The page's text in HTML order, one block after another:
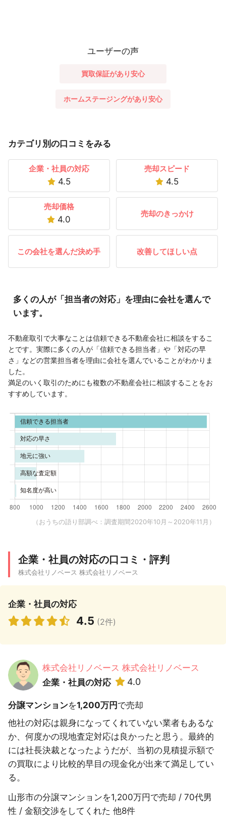
ユーザーの声
買取保証があり安心
ホームステージングがあり安心
カテゴリ別の口コミをみる
企業・社員の対応
4.5
売却スピード
4.5
売却価格
4.0
売却のきっかけ
この会社を選んだ決め手 改善してほしい点
多くの人が「担当者の対応」を理由に会社を選んで
います。
不動産取引で大事なことは信頼できる不動産会社に相談をするこ
とです。実際に多くの人が「信頼できる担当者」や「対応の早
さ」などの営業担当者を理由に会社を選んでいることがわかりま
した。
満足のいく取引のためにも複数の不動産会社に相談することをお
すすめしています。
（おうちの語り部調べ：調査期間2020年10月～2020年11月）
企業・社員の対応の口コミ・評判
株式会社リノベース 株式会社リノベース
企業・社員の対応
4.5 (2件)
株式会社リノベース 株式会社リノベース
企業・社員の対応
4.0
分譲マンションを1,200万円で売却
他社の対応は親身になってくれていない業者もあるな
か、何度かの現地査定対応は良かったと思う。最終的
には社長決裁となったようだが、当初の見積提示額で
の買取により比較的早目の現金化が出来て満足してい
る。
山形市の分譲マンションを1,200万円で売却 / 70代男
性 / 金額交渉をしてくれた 他8件